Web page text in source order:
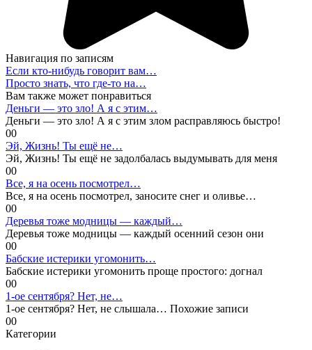
Навигация по записям
Если кто-нибудь говорит вам…
Просто знать, что где-то на…
Вам также может понравиться
Деньги — это зло! А я с этим…
Деньги — это зло! А я с этим злом расправляюсь быстро!
00
Эй, Жизнь! Ты ещё не…
Эй, Жизнь! Ты ещё не задолбалась выдумывать для меня
00
Все, я на осень посмотрел…
Все, я на осень посмотрел, заносите снег и оливье…
00
Деревья тоже модницы — каждый…
Деревья тоже модницы — каждый осенний сезон они
00
Бабские истерики угомонить…
Бабские истерики угомонить проще простого: догнал
00
1-ое сентября? Нет, не…
1-ое сентября? Нет, не слышала… Похожие записи
00
Категории